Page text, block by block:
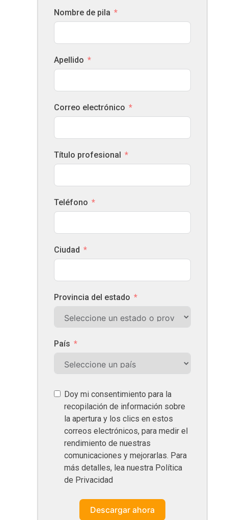
Nombre de pila
Apellido
Correo electrónico
Título profesional
Teléfono
Ciudad
Provincia del estado
País
Doy mi consentimiento para la
recopilación de información sobre
la apertura y los clics en estos
correos electrónicos, para medir el
rendimiento de nuestras
comunicaciones y mejorarlas. Para
más detalles, lea nuestra Política
de Privacidad
Descargar ahora